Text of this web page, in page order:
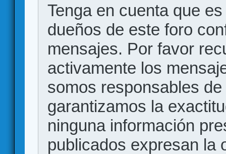
Tenga en cuenta que
dueños de este foro
mensajes. Por favor
activamente los
somos responsables
garantizamos la
ninguna información
publicados expresan la